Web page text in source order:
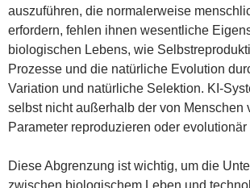
auszuführen, die normalerweise
erfordern, fehlen ihnen wesentliche
biologischen Lebens, wie
Prozesse und die natürliche Evolution
Variation und natürliche Selektion. KI-
selbst nicht außerhalb der von Menschen
Parameter reproduzieren oder
Diese Abgrenzung ist wichtig, um die